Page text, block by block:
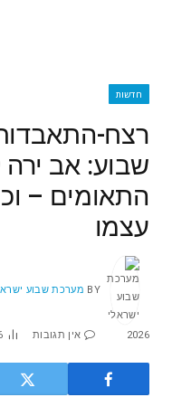
חדשות
רצח-
שבוע: אב ירה
התאומים –
עצמו
BY מערכת שבוע
2026 אין תגובות